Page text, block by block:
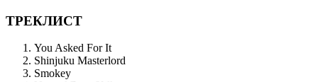
ТРЕКЛИСТ
You Asked For It
Shinjuku Masterlord
Smokey